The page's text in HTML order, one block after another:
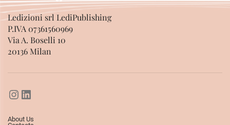
Ledizioni srl LediPublishing
P.IVA 07361560969
Via A. Boselli 10
20136 Milan
About Us